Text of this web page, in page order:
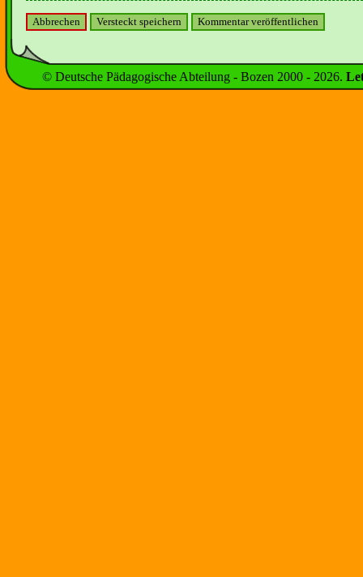
© Deutsche Pädagogische Abteilung - Bozen 2000 - 2026.